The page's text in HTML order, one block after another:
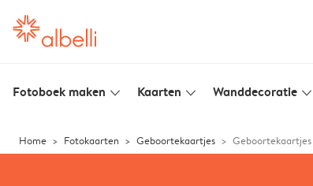
Fotoboek maken slim_arrow_down Kaarten slim_arrow_down Wanddecoratie slim_arrow_down
Home Fotokaarten Geboortekaartjes Geboortekaartjes